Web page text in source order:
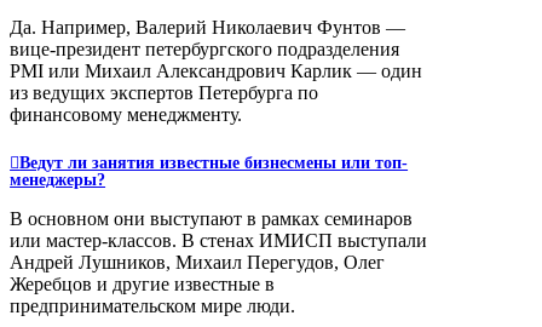
Да. Например, Валерий Николаевич Фунтов —
вице-президент петербургского подразделения
PMI или Михаил Александрович Карлик — один
из ведущих экспертов Петербурга по
финансовому менеджменту.
Ведут ли занятия известные бизнесмены или топ-
менеджеры?
В основном они выступают в рамках семинаров
или мастер-классов. В стенах ИМИСП выступали
Андрей Лушников, Михаил Перегудов, Олег
Жеребцов и другие известные в
предпринимательском мире люди.